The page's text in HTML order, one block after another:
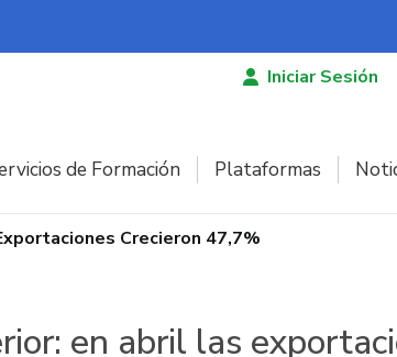
Iniciar Sesión
de Formación Plataformas
Crecieron 47,7%
en abril las